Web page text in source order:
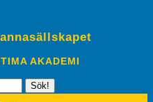
AKADEMI
Sök!